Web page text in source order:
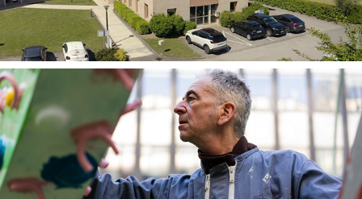
Adam Steiner Metal Artworks